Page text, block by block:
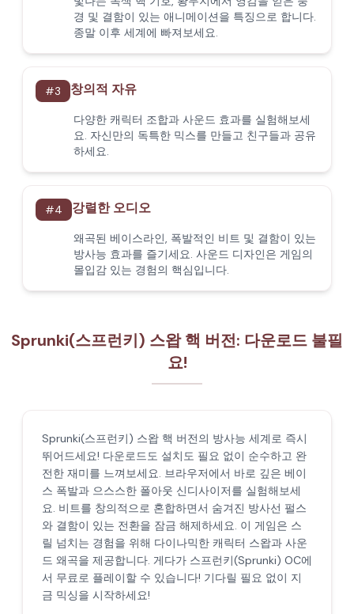
경 및 결함이 있는 애니메이션을 특징으로 합니다.
종말 이후 세계에 빠져보세요.
#3 창의적 자유
다양한 캐릭터 조합과 사운드 효과를 실험해보세
요. 자신만의 독특한 믹스를 만들고 친구들과 공유
하세요.
#4 강렬한 오디오
왜곡된 베이스라인, 폭발적인 비트 및 결함이 있는
방사능 효과를 즐기세요. 사운드 디자인은 게임의
몰입감 있는 경험의 핵심입니다.
Sprunki(스프런키) 스왑 핵 버전: 다운로드 불필
요!
Sprunki(스프런키) 스왑 핵 버전의 방사능 세계로 즉시
뛰어드세요! 다운로드도 설치도 필요 없이 순수하고 완
전한 재미를 느껴보세요. 브라우저에서 바로 깊은 베이
스 폭발과 으스스한 폴아웃 신디사이저를 실험해보세
요. 비트를 창의적으로 혼합하면서 숨겨진 방사선 펄스
와 결함이 있는 전환을 잠금 해제하세요. 이 게임은 스
릴 넘치는 경험을 위해 다이나믹한 캐릭터 스왑과 사운
드 왜곡을 제공합니다. 게다가 스프런키(Sprunki) OC에
서 무료로 플레이할 수 있습니다! 기다릴 필요 없이 지
금 믹싱을 시작하세요!